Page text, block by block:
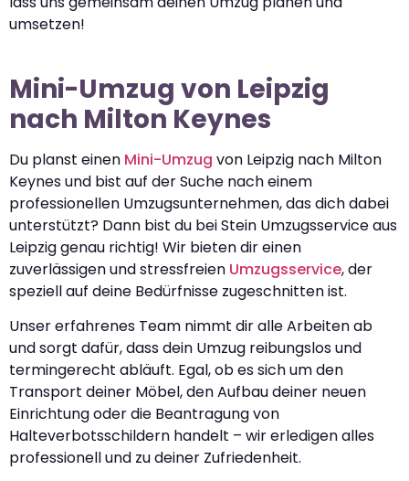
umsetzen!
Mini-Umzug von Leipzig
nach Milton Keynes
Du planst einen Mini-Umzug von Leipzig nach Milton
Keynes und bist auf der Suche nach einem
professionellen Umzugsunternehmen, das dich dabei
unterstützt? Dann bist du bei Stein Umzugsservice aus
Leipzig genau richtig! Wir bieten dir einen
zuverlässigen und stressfreien Umzugsservice, der
speziell auf deine Bedürfnisse zugeschnitten ist.
Unser erfahrenes Team nimmt dir alle Arbeiten ab
und sorgt dafür, dass dein Umzug reibungslos und
termingerecht abläuft. Egal, ob es sich um den
Transport deiner Möbel, den Aufbau deiner neuen
Einrichtung oder die Beantragung von
Halteverbotsschildern handelt – wir erledigen alles
professionell und zu deiner Zufriedenheit.